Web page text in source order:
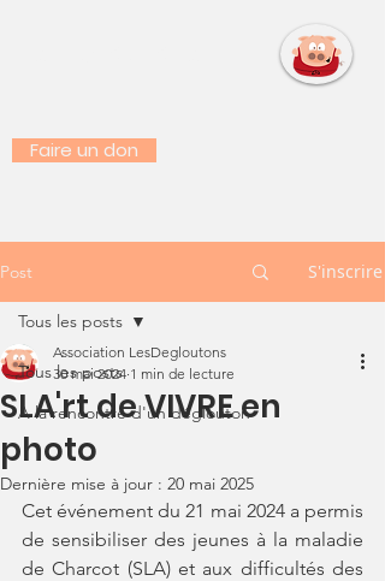
Faire un don
Post S'inscrire
Tous les posts
A la rencontre d'un déglouton
Tous les posts
SLA'rt de VIVRE en
photo
Association LesDegloutons
30 mai 2024 1 min de lecture
Dernière mise à jour : 20 mai 2025
Cet événement du 21 mai 2024 a permis
de sensibiliser des jeunes à la maladie
de Charcot (SLA) et aux difficultés des